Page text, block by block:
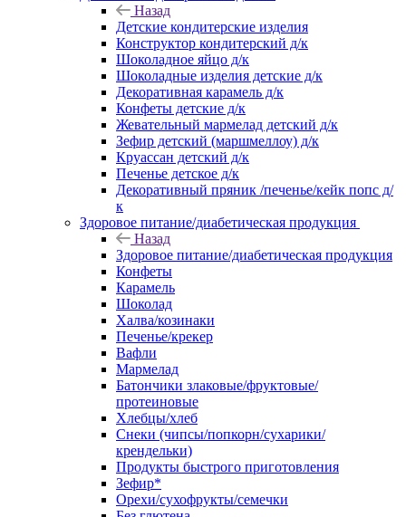
Назад
Детские кондитерские изделия
Конструктор кондитерский д/к
Шоколадное яйцо д/к
Шоколадные изделия детские д/к
Декоративная карамель д/к
Конфеты детские д/к
Жевательный мармелад детский д/к
Зефир детский (маршмеллоу) д/к
Круассан детский д/к
Печенье детское д/к
Декоративный пряник /печенье/кейк попс д/
к
Здоровое питание/диабетическая продукция
Назад
Здоровое питание/диабетическая продукция
Конфеты
Карамель
Шоколад
Халва/козинаки
Печенье/крекер
Вафли
Мармелад
Батончики злаковые/фруктовые/
протеиновые
Хлебцы/хлеб
Снеки (чипсы/попкорн/сухарики/
крендельки)
Продукты быстрого приготовления
Зефир*
Орехи/сухофрукты/семечки